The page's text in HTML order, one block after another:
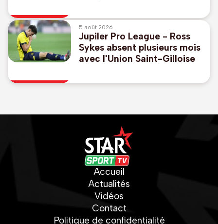
League
5 août 2026
Jupiler Pro League - Ross
Sykes absent plusieurs mois
avec l'Union Saint-Gilloise
Accueil
Actualités
Vidéos
Contact
Politique de confidentialité